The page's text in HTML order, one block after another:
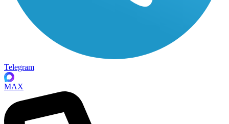
Telegram
MAX